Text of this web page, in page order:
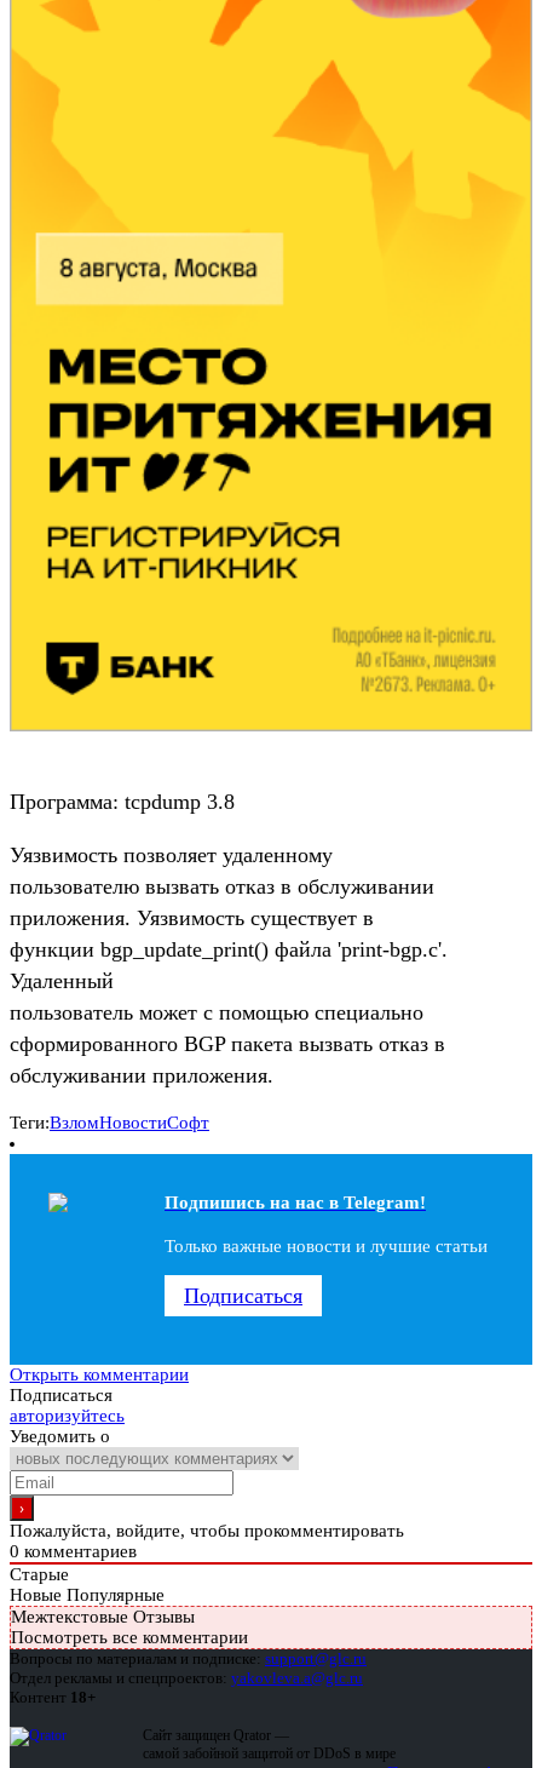
Программа: tcpdump 3.8
Уязвимость позволяет удаленному
пользователю вызвать отказ в обслуживании
приложения. Уязвимость существует в
функции bgp_update_print() файла 'print-bgp.c'.
Удаленный
пользователь может с помощью специально
сформированного BGP пакета вызвать отказ в
обслуживании приложения.
Теги:ВзломНовостиСофт
Подпишись на наc в Telegram!
Только важные новости и лучшие статьи
Подписаться
Открыть комментарии
Подписаться
авторизуйтесь
Уведомить о
Пожалуйста, войдите, чтобы прокомментировать
0 комментариев
Старые
Новые Популярные
Межтекстовые Отзывы
Посмотреть все комментарии
Вопросы по материалам и подписке: support@glc.ru
Отдел рекламы и спецпроектов: yakovleva.a@glc.ru
Контент 18+
Сайт защищен Qrator —
самой забойной защитой от DDoS в мире